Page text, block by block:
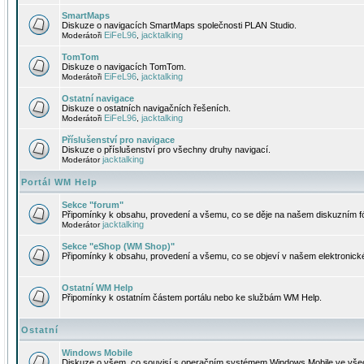
SmartMaps
Diskuze o navigacích SmartMaps společnosti PLAN Studio.
Moderátoři EiFeL96 jacktalking
TomTom
Diskuze o navigacích TomTom.
Moderátoři EiFeL96 jacktalking
Ostatní navigace
Diskuze o ostatních navigačních řešeních.
Moderátoři EiFeL96 jacktalking
Příslušenství pro navigace
Diskuze o příslušenství pro všechny druhy navigací.
Moderátorjacktalking
Portál WM Help
Sekce "forum"
Připomínky k obsahu, provedení a všemu, co se děje na našem diskuzním
Moderátorjacktalking
Sekce "eShop (WM Shop)"
Připomínky k obsahu, provedení a všemu, co se objeví v našem
Ostatní WM Help
Připomínky k ostatním částem portálu nebo ke službám WM Help.
Ostatní
Windows Mobile